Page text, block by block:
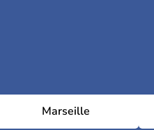
Marseille